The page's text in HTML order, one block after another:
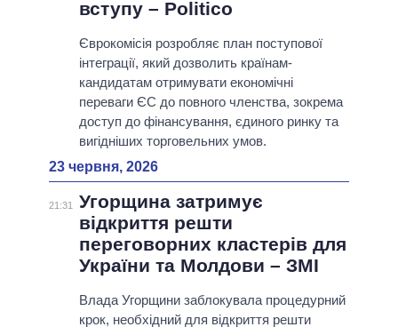
вступу – Politico
Єврокомісія розробляє план поступової
інтеграції, який дозволить країнам-
кандидатам отримувати економічні
переваги ЄС до повного членства, зокрема
доступ до фінансування, єдиного ринку та
вигідніших торговельних умов.
23 червня, 2026
21:31
Угорщина затримує
відкриття решти
переговорних кластерів для
України та Молдови – ЗМІ
Влада Угорщини заблокувала процедурний
крок, необхідний для відкриття решти